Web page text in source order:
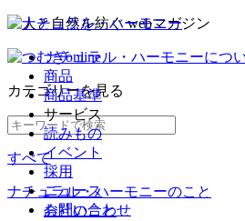
ナチュラル・ハーモニーにつ
商品
商品基準
サービス
読みもの
イベント
採用
ニュース
お問い合わせ
カテゴリーを見る
すべて
ナチュラル・ハーモニーのこと
会社のこと